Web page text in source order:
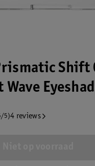
Shift
5)4 reviews